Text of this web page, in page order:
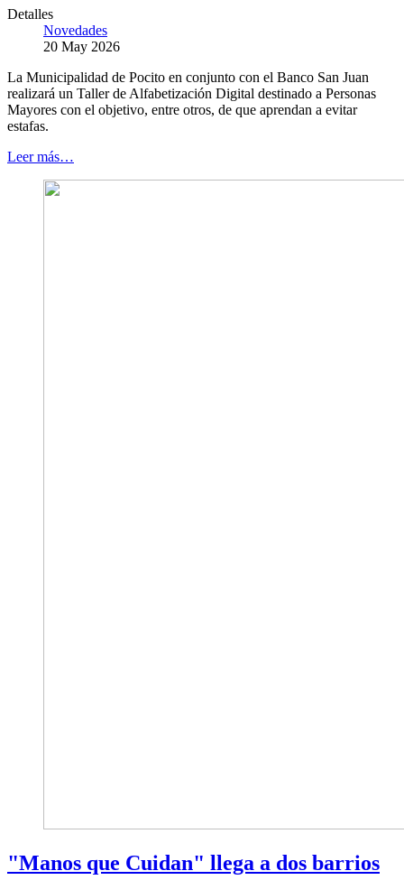
Detalles
Novedades
20 May 2026
La Municipalidad de Pocito en conjunto con el Banco San Juan
realizará un Taller de Alfabetización Digital destinado a Personas
Mayores con el objetivo, entre otros, de que aprendan a evitar
estafas.
Leer más…
"Manos que Cuidan" llega a dos barrios